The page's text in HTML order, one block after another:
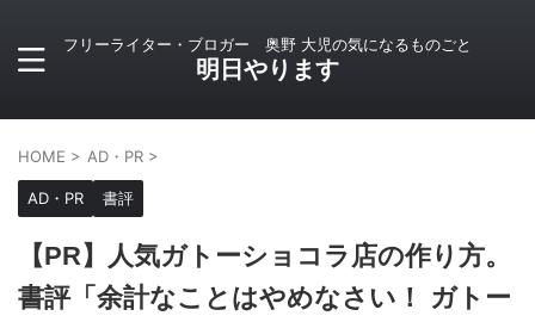
フリーライター・ブロガー 奥野 大児の気になるものごと
明日やります
HOME > AD・PR >
AD・PR 書評
【PR】人気ガトーショコラ店の作り方。
書評「余計なことはやめなさい！ ガトー